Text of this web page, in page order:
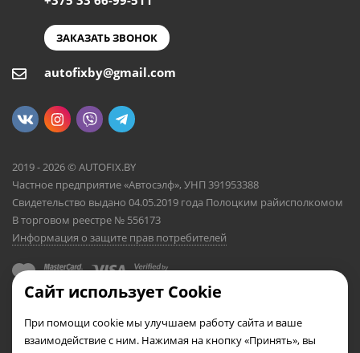
ЗАКАЗАТЬ ЗВОНОК
autofixby@gmail.com
2019 - 2026 © AUTOFIX.BY
Частное предприятие «Автосэлф», УНП 391953388
Свидетельство выдано 04.05.2019 года Полоцким райисполкомом
В торговом реестре № 556173
Информация о защите прав потребителей
Сайт использует Cookie
При помощи cookie мы улучшаем работу сайта и ваше
взаимодействие с ним. Нажимая на кнопку «Принять», вы